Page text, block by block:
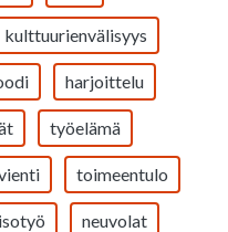
kulttuurienvälisyys
harjoittelu
työelämä
toimeentulo
neuvolat